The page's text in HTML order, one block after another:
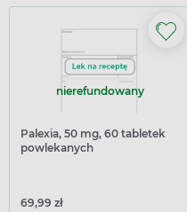
nierefundowany
Palexia, 50 mg, 60 tabletek
powlekanych
69,99 zł